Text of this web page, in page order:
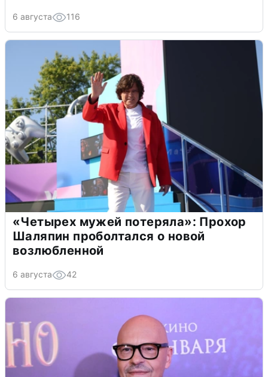
6 августа 116
«Четырех мужей потеряла»: Прохор
Шаляпин проболтался о новой
возлюбленной
6 августа 42